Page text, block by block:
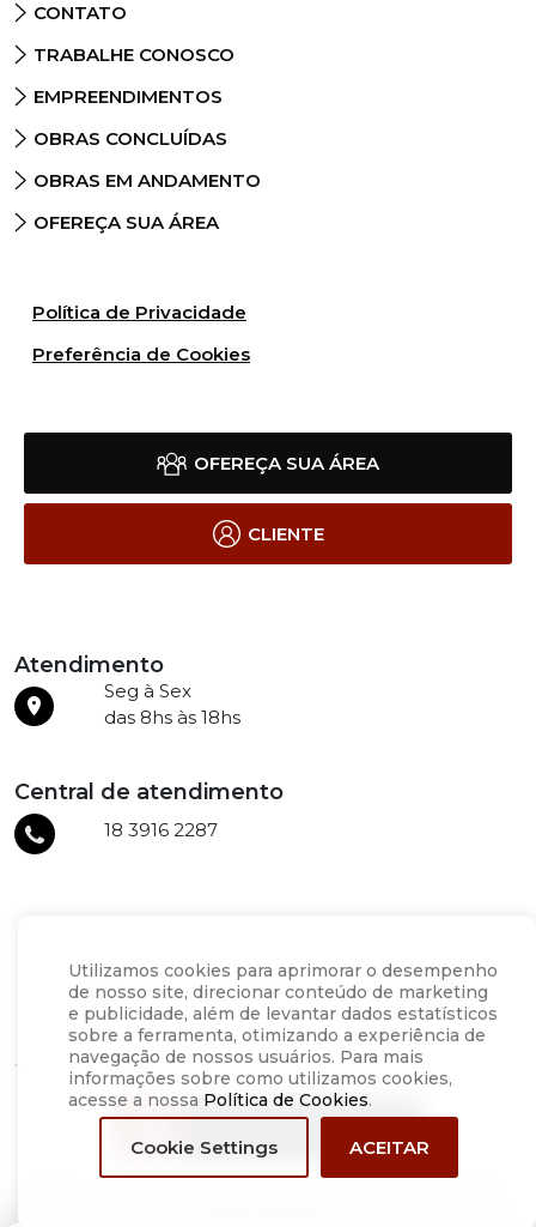
CONTATO
TRABALHE CONOSCO
EMPREENDIMENTOS
OBRAS CONCLUÍDAS
OBRAS EM ANDAMENTO
OFEREÇA SUA ÁREA
Política de Privacidade
Preferência de Cookies
OFEREÇA SUA ÁREA
CLIENTE
Atendimento
Seg à Sex
das 8hs às 18hs
Central de atendimento
18 3916 2287
Utilizamos cookies para aprimorar o desempenho
de nosso site, direcionar conteúdo de marketing
e publicidade, além de levantar dados estatísticos
sobre a ferramenta, otimizando a experiência de
navegação de nossos usuários. Para mais
informações sobre como utilizamos cookies,
acesse a nossa Política de Cookies.
Cookie Settings ACEITAR